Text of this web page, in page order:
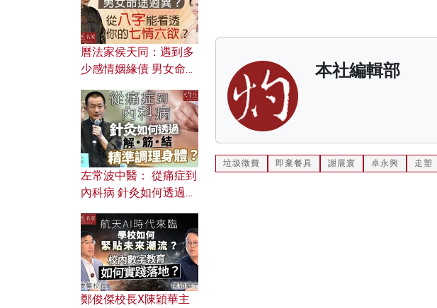
本社編輯部
垃圾徵費 即棄餐具 謝展寰 卓永興 走塑
曆法家侯天同：遇到多
少感情姻緣債 男女命途
的七情六欲？
左常波中醫： 從痛症到
內科病 針灸如何透過解
鄭俊傑校長X陳穎華主